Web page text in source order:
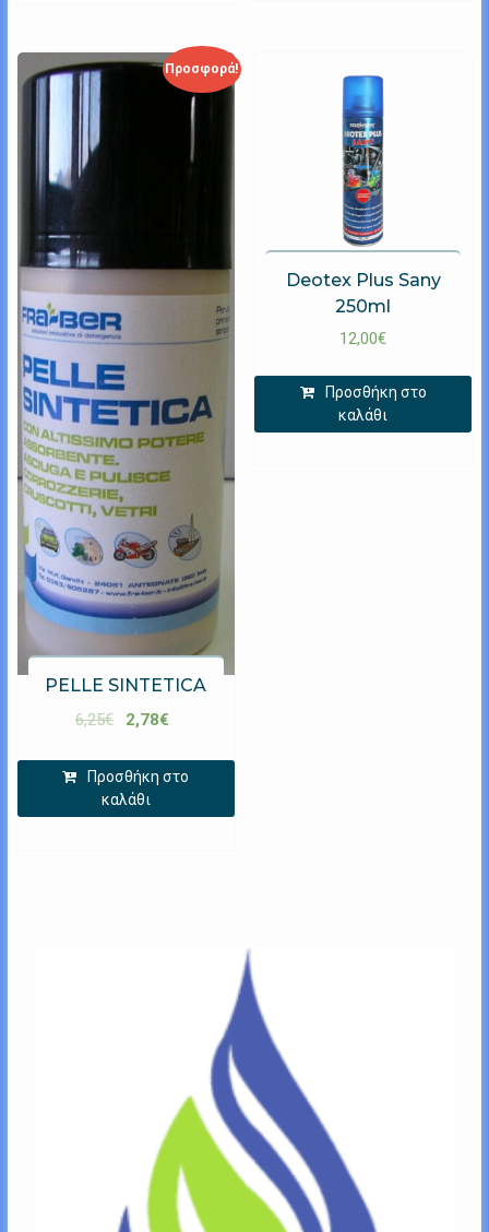
Προσφορά!
PELLE SINTETICA
6,25€ 2,78€
Προσθήκη στο
καλάθι
Deotex Plus Sany
250ml
12,00€
Προσθήκη στο
καλάθι